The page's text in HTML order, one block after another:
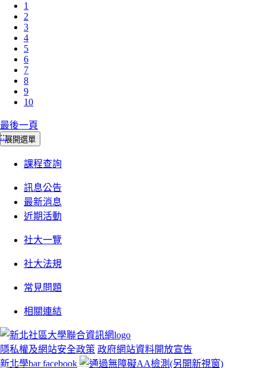
1
2
3
4
5
6
7
8
9
10
最後一頁
:::展開選單
課程查詢
訊息公告
最新消息
近期活動
社大一覽
社大法規
常見問題
相關連結
隱私權及網站安全政策 政府網站資料開放宣告
新北學bar facebook